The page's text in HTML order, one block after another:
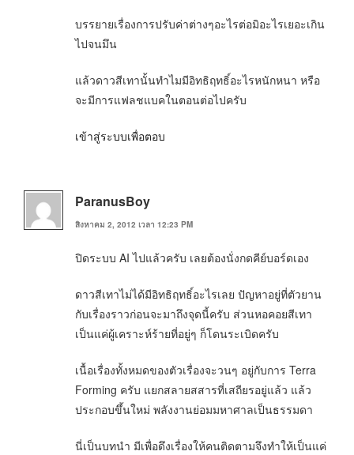
บรรยายเรื่องการปรับค่าต่างๆอะไรต่อมิอะไรเยอะเกิน
ไปจนมึน
แล้วดาวสีเทานั้นทำไมมีอิทธิฤทธิ์อะไรหนักหนา หรือ
จะมีการแฟลชแบคในตอนต่อไปครับ
เข้าสู่ระบบเพื่อตอบ
ParanusBoy
สิงหาคม 2, 2012 เวลา 12:23 PM
ปิดระบบ AI ไปแล้วครับ เลยต้องนั่งกดคีย์บอร์ดเอง
ดาวสีเทาไม่ได้มีอิทธิฤทธิ์อะไรเลย ปัญหาอยู่ที่ตัวยาน
กับเรื่องราวก่อนจะมาถึงจุดนี้ครับ ส่วนหอคอยสีเทา
เป็นแค่ผู้เคราะห์ร้ายที่อยู่ๆ ก็โดนระเบิดครับ
เนื้อเรื่องทั้งหมดของตัวเรื่องจะวนๆ อยู่กับการ Terra
Forming ครับ แยกสลายสสารที่เสถียรอยู่แล้ว แล้ว
ประกอบขึ้นใหม่ พลังงานย่อมมหาศาลเป็นธรรมดา
นี่เป็นบทนำ มีเพื่อดึงเรื่องให้คนติดตามจึงทำให้เป็นแค่